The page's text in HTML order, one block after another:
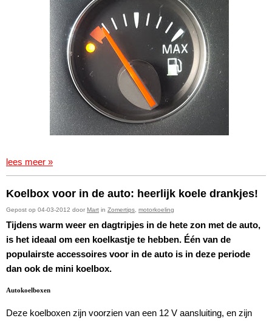
lees meer »
Koelbox voor in de auto: heerlijk koele drankjes!
Gepost op 04-03-2012 door Mart in Zomertips motorkoeling
Tijdens warm weer en dagtripjes in de hete zon met de auto,
is het ideaal om een koelkastje te hebben. Één van de
populairste accessoires voor in de auto is in deze periode
dan ook de mini koelbox.
Autokoelboxen
Deze koelboxen zijn voorzien van een 12 V aansluiting, en zijn